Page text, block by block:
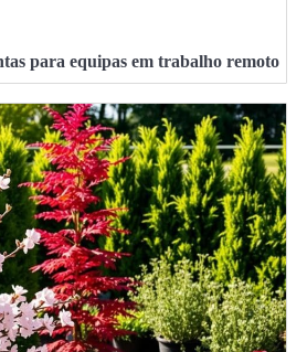
para equipas em trabalho remoto